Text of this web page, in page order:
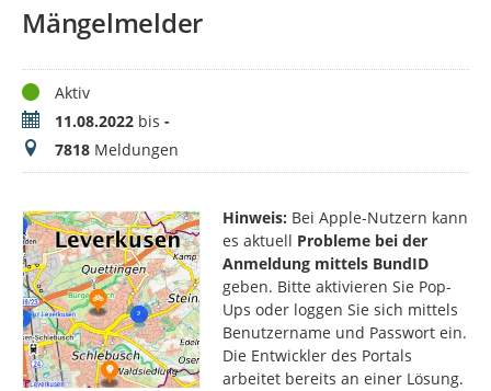
Mängelmelder
StatusAktiv
Zeitraum11.08.2022 bis -
Meldungen
7818 Meldungen
Hinweis: Bei Apple-Nutzern kann
es aktuell Probleme bei der
Anmeldung mittels BundID
geben. Bitte aktivieren Sie Pop-
Ups oder loggen Sie sich mittels
Benutzername und Passwort ein.
Die Entwickler des Portals
arbeitet bereits an einer Lösung.